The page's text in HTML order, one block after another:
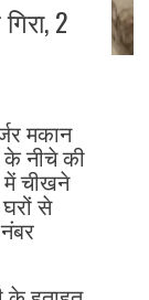
2
मकान
नीचे की
में चीखने
से